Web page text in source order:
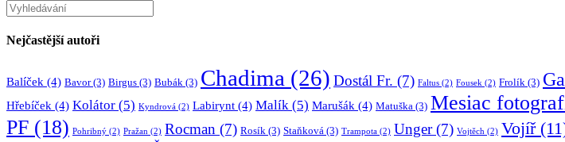
Hledat
na
stránce
Nejčastější autoři
Balíček (4) Bavor(3) Birgus (3) Bubák (3) Chadima (26) Dostál Fr. (7) Faltus (2) Fousek (2) Frolík (3)
Hřebíček (4) Kolátor (5) Kyndrová (2) Labirynt (4) Malík (5) Marušák (4) Matuška (3) Mesiac
PF (18) Pohribný (2) Pražan (2) Rocman (7) Rosík (3) Staňková (3) Trampota (2) Unger(7) Vojtěch (2) Vojíř